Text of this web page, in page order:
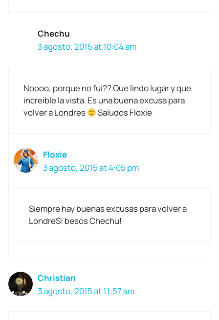
Chechu
3 agosto, 2015 at 10:04 am
Noooo, porque no fui?? Que lindo lugar y que
increíble la vista. Es una buena excusa para
volver a Londres
Saludos Floxie
Floxie
3 agosto, 2015 at 4:05 pm
Siempre hay buenas excusas para volver a
LondreS! besos Chechu!
Christian
3 agosto, 2015 at 11:57 am